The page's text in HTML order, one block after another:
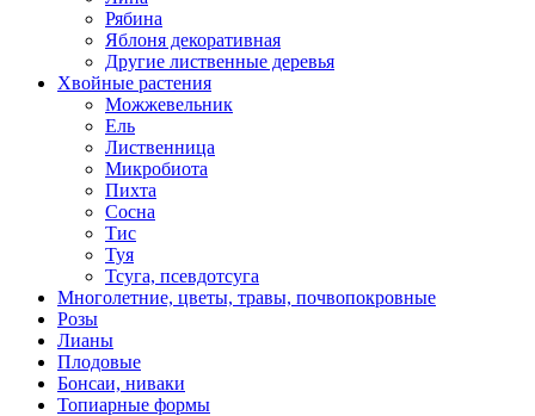
Рябина
Яблоня декоративная
Другие лиственные деревья
Хвойные растения
Можжевельник
Ель
Лиственница
Микробиота
Пихта
Сосна
Тис
Туя
Тсуга, псевдотсуга
Многолетние, цветы, травы, почвопокровные
Розы
Лианы
Плодовые
Бонсаи, ниваки
Топиарные формы